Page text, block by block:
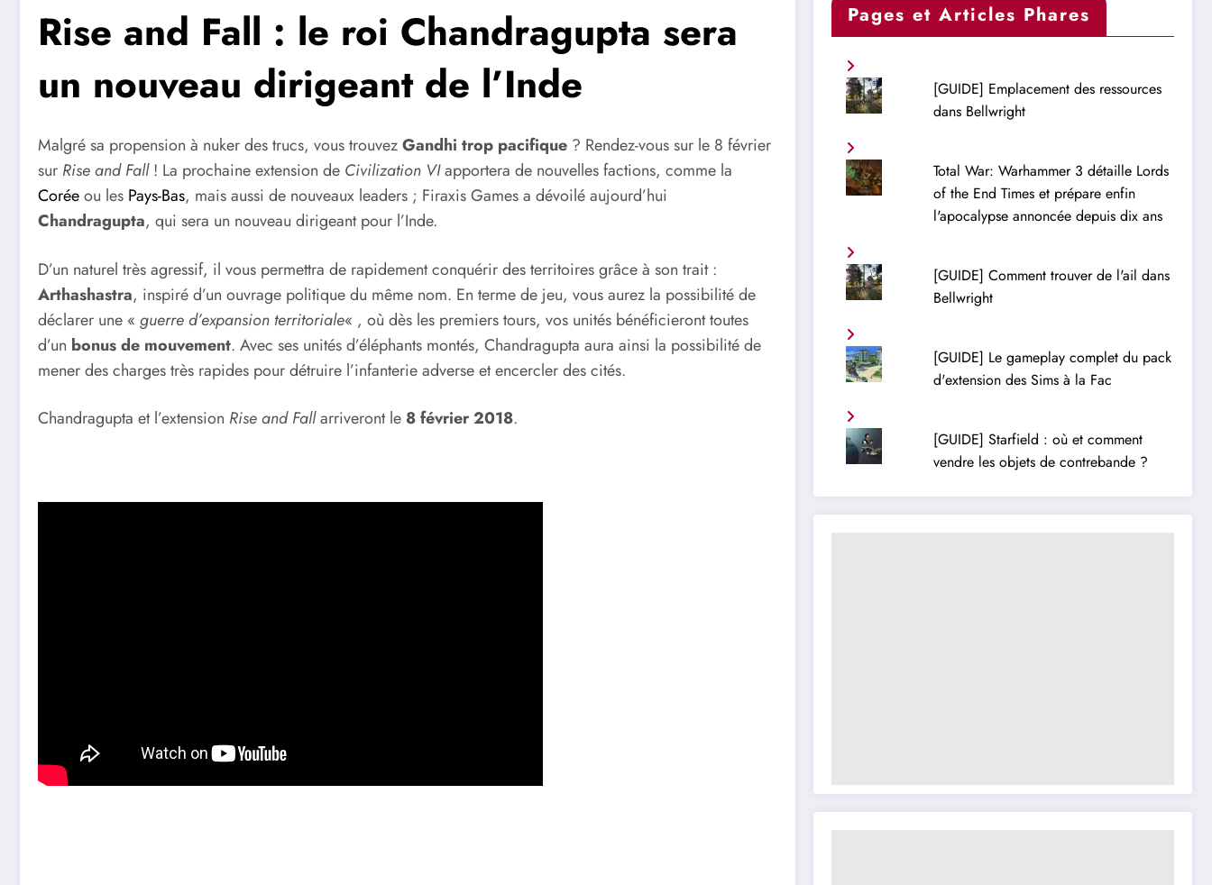
Rise and Fall : le roi Chandragupta sera
un nouveau dirigeant de l’Inde
Malgré sa propension à nuker des trucs, vous trouvezGandhi trop pacifique ? Rendez-vous sur le 8 février
sur Rise and Fall! La prochaine extension de Civilization VIapportera de nouvelles factions, comme la
Coréeou les Pays-Bas, mais aussi de nouveaux leaders ; Firaxis Games a dévoilé aujourd’hui
Chandragupta, qui sera un nouveau dirigeant pour l’Inde.
D’un naturel très agressif, il vous permettra de rapidement conquérir des territoires grâce à son trait :
Arthashastra, inspiré d’un ouvrage politique du même nom. En terme de jeu, vous aurez la possibilité de
déclarer une « guerre d’expansion territoriale« , où dès les premiers tours, vos unités bénéficieront toutes
d’un bonus de mouvement. Avec ses unités d’éléphants montés, Chandragupta aura ainsi la possibilité de
mener des charges très rapides pour détruire l’infanterie adverse et encercler des cités.
Chandragupta et l’extension Rise and Fallarriveront le 8 février 2018.
Pages et Articles Phares
[GUIDE] Emplacement des ressources
dans Bellwright
Total War: Warhammer 3 détaille Lords
of the End Times et prépare enfin
l'apocalypse annoncée depuis dix ans
[GUIDE] Comment trouver de l'ail dans
Bellwright
[GUIDE] Le gameplay complet du pack
d'extension des Sims à la Fac
[GUIDE] Starfield : où et comment
vendre les objets de contrebande ?